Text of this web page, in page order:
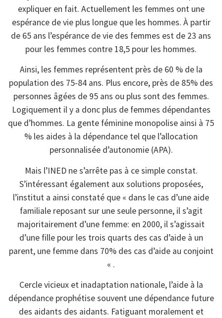
expliquer en fait. Actuellement les femmes ont une
espérance de vie plus longue que les hommes. À partir
de 65 ans l’espérance de vie des femmes est de 23 ans
pour les femmes contre 18,5 pour les hommes.
Ainsi, les femmes représentent près de 60 % de la
population des 75-84 ans. Plus encore, près de 85% des
personnes âgées de 95 ans ou plus sont des femmes.
Logiquement il y a donc plus de femmes dépendantes
que d’hommes. La gente féminine monopolise ainsi à 75
% les aides à la dépendance tel que l’allocation
personnalisée d’autonomie (APA).
Mais l’INED ne s’arrête pas à ce simple constat.
S’intéressant également aux solutions proposées,
l’institut a ainsi constaté que « dans le cas d’une aide
familiale reposant sur une seule personne, il s’agit
majoritairement d’une femme: en 2000, il s’agissait
d’une fille pour les trois quarts des cas d’aide à un
parent, une femme dans 70% des cas d’aide au conjoint
« .
Cercle vicieux et inadaptation nationale, l’aide à la
dépendance prophétise souvent une dépendance future
des aidants des aidants. Fatiguant moralement et